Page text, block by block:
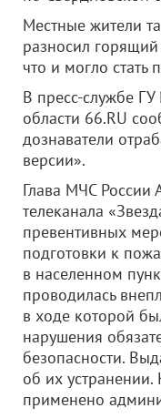
Местные жители
разносил
что и могло стать
В пресс-службе
области 66.RU
дознаватели
версии».
Глава МЧС России
телеканала
превентивных
подготовки к
в населенном
проводилась
в ходе которой
нарушения
безопасности.
об их
применено